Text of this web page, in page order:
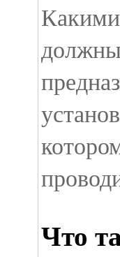
должны
Что